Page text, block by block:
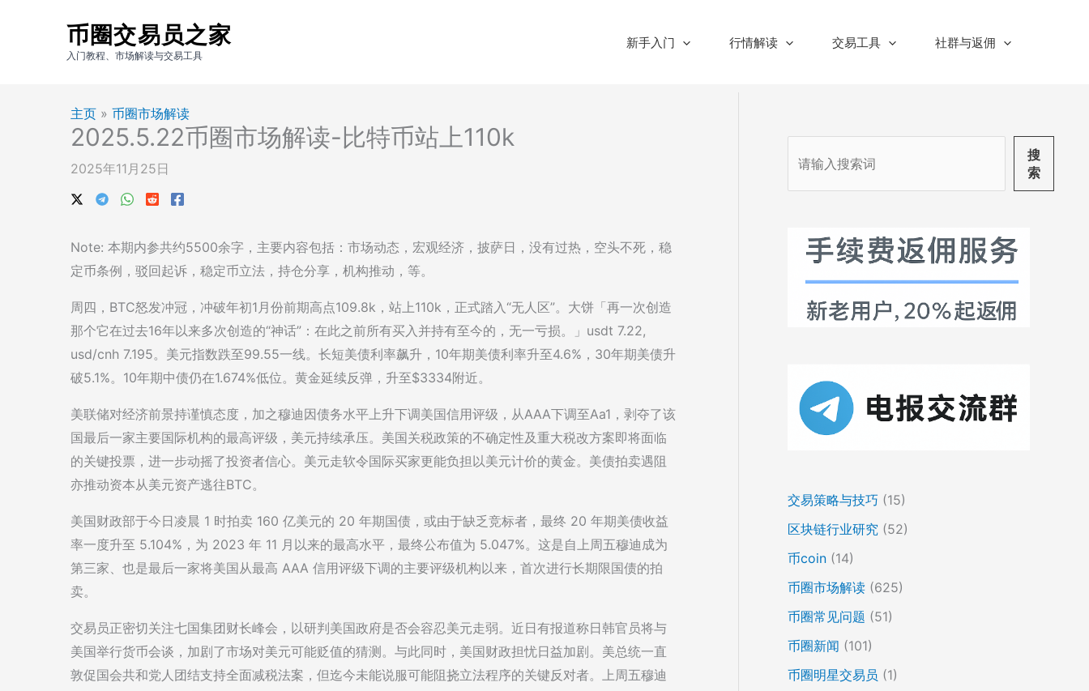
币圈交易员之家
入门教程、市场解读与交易工具
新手入门 行情解读 交易工具 社群与返佣
主页 » 币圈市场解读
2025.5.22币圈市场解读-比特币站上110k
2025年11月25日
Note: 本期内参共约5500余字，主要内容包括：市场动态，宏观经济，披萨日，没有过热，空头不死，稳
定币条例，驳回起诉，稳定币立法，持仓分享，机构推动，等。
周四，BTC怒发冲冠，冲破年初1月份前期高点109.8k，站上110k，正式踏入“无人区”。大饼「再一次创造
那个它在过去16年以来多次创造的“神话”：在此之前所有买入并持有至今的，无一亏损。」usdt 7.22,
usd/cnh 7.195。美元指数跌至99.55一线。长短美债利率飙升，10年期美债利率升至4.6%，30年期美债升
破5.1%。10年期中债仍在1.674%低位。黄金延续反弹，升至$3334附近。
美联储对经济前景持谨慎态度，加之穆迪因债务水平上升下调美国信用评级，从AAA下调至Aa1，剥夺了该
国最后一家主要国际机构的最高评级，美元持续承压。美国关税政策的不确定性及重大税改方案即将面临
的关键投票，进一步动摇了投资者信心。美元走软令国际买家更能负担以美元计价的黄金。美债拍卖遇阻
亦推动资本从美元资产逃往BTC。
美国财政部于今日凌晨 1 时拍卖 160 亿美元的 20 年期国债，或由于缺乏竞标者，最终 20 年期美债收益
率一度升至 5.104%，为 2023 年 11 月以来的最高水平，最终公布值为 5.047%。这是自上周五穆迪成为
第三家、也是最后一家将美国从最高 AAA 信用评级下调的主要评级机构以来，首次进行长期限国债的拍
卖。
交易员正密切关注七国集团财长峰会，以研判美国政府是否会容忍美元走弱。近日有报道称日韩官员将与
美国举行货币会谈，加剧了市场对美元可能贬值的猜测。与此同时，美国财政担忧日益加剧。美总统一直
敦促国会共和党人团结支持全面减税法案，但迄今未能说服可能阻挠立法程序的关键反对者。上周五穆迪
搜
索
交易策略与技巧 (15)
区块链行业研究 (52)
币coin (14)
币圈市场解读 (625)
币圈常见问题 (51)
币圈新闻 (101)
币圈明星交易员 (1)